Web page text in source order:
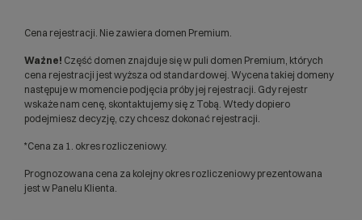
Cena rejestracji. Nie zawiera domen Premium.
Ważne! Część domen znajduje się w puli domen Premium, których
cena rejestracji jest wyższa od standardowej. Wycena takiej domeny
następuje w momencie podjęcia próby jej rejestracji. Gdy rejestr
wskaże nam cenę, skontaktujemy się z Tobą. Wtedy dopiero
podejmiesz decyzję, czy chcesz dokonać rejestracji.
*Cena za 1. okres rozliczeniowy.
Prognozowana cena za kolejny okres rozliczeniowy prezentowana
jest w Panelu Klienta.